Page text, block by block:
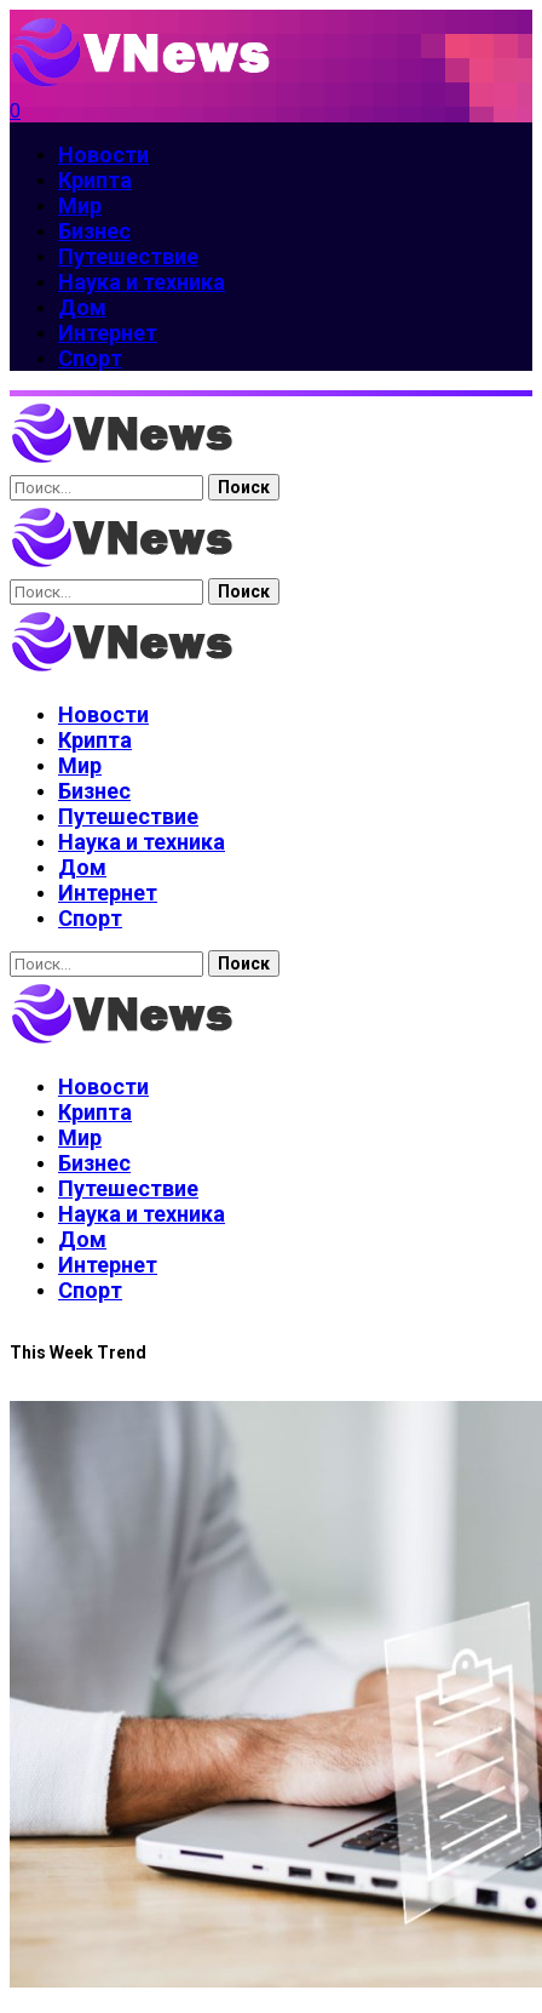
0
Новости
Крипта
Мир
Бизнес
Путешествие
Наука и техника
Дом
Интернет
Спорт
Найти:
Найти:
Новости
Крипта
Мир
Бизнес
Путешествие
Наука и техника
Дом
Интернет
Спорт
Найти:
Новости
Крипта
Мир
Бизнес
Путешествие
Наука и техника
Дом
Интернет
Спорт
This Week Trend